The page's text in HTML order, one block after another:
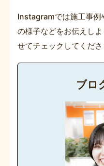
Instagramでは施工事例
の様子などをお伝えし
せてチェックしてくだ
ブロ